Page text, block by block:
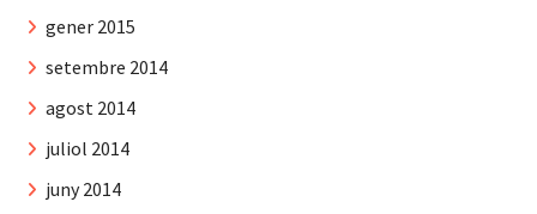
gener 2015
setembre 2014
agost 2014
juliol 2014
juny 2014